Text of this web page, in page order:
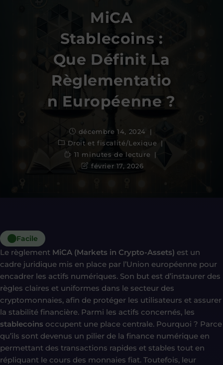
MiCA
Stablecoins :
Que Définit La
Règlementatio
N Européenne ?
décembre 14, 2024
Droit et fiscalité/Lexique
11 minutes de lecture
février 17, 2026
Facile
Le règlement MiCA (Markets in Crypto-Assets) est un
cadre juridique mis en place par l’Union européenne pour
encadrer les actifs numériques. Son but est d’instaurer des
règles claires et uniformes dans le secteur des
cryptomonnaies, afin de protéger les utilisateurs et assurer
la stabilité financière. Parmi les actifs concernés, les
stablecoins occupent une place centrale. Pourquoi ? Parce
qu’ils sont devenus un pilier de la finance numérique en
permettant des transactions rapides et stables tout en
répliquant le cours des monnaies fiat. Toutefois, leur